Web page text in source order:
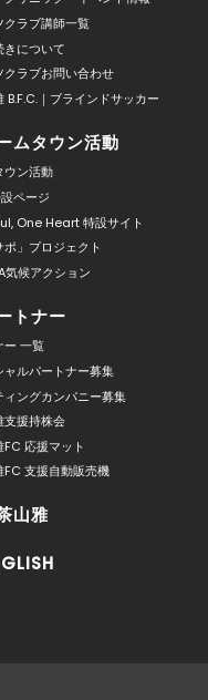
クラブ講師一覧
きについて
クラブお問い合わせ
B.F.C.｜ブラインドサッカー
ムタウン活動
ウン活動
ページ
One Heart 特設サイト
ポ」プロジェクト
気候アクション
トナー
ー 一覧
ャルパートナー募集
ィングカンパニー募集
支援持株会
FC 応援マット
FC 支援自動販売機
山雅